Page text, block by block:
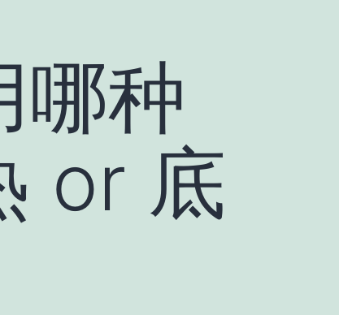
哪种
or 底